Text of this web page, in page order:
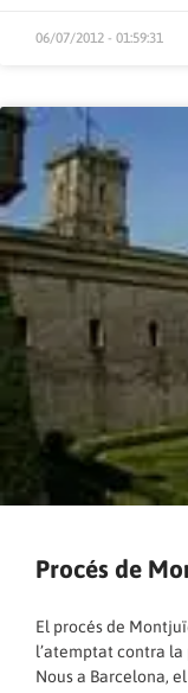
06/07/2012 - 01:59:31
Procés de
El procés de
l’atemptat contra la
Nous a Barcelona,